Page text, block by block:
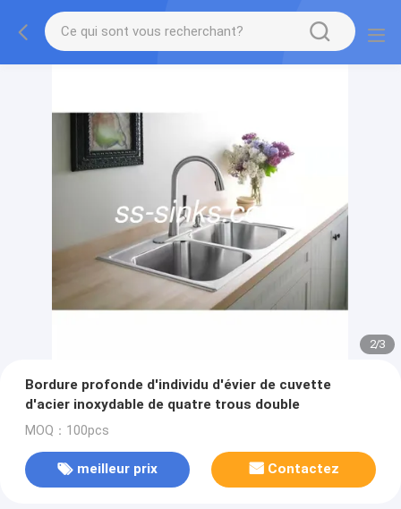
2/3
Bordure profonde d'individu d'évier de cuvette
d'acier inoxydable de quatre trous double
MOQ：100pcs
meilleur prix Contactez